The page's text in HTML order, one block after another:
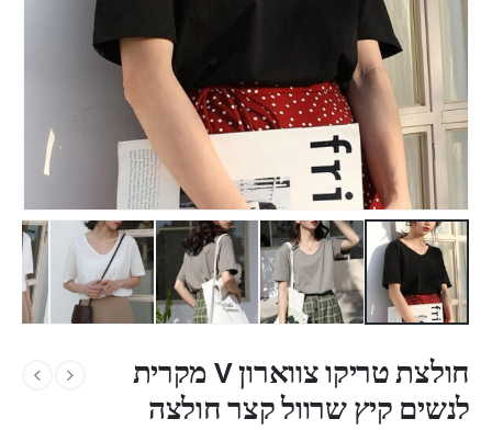
חולצת טריקו צווארון V מקרית
לנשים קיץ שרוול קצר חולצה